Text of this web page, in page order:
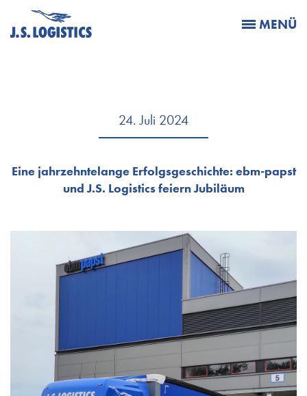
MENÜ
24. Juli 2024
Eine jahrzehntelange Erfolgsgeschichte: ebm-papst
und J.S. Logistics feiern Jubiläum